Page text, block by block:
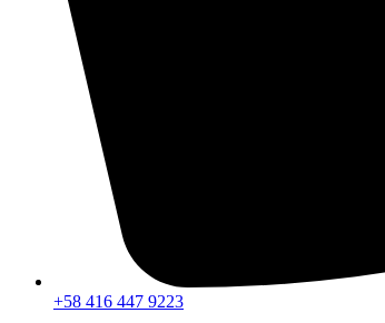
+58 416 447 9223